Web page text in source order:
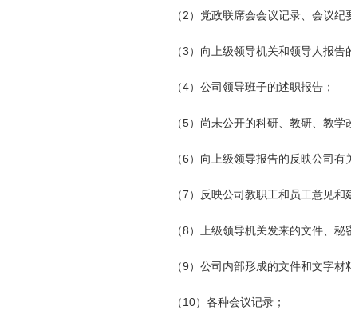
（2）党政联席会会议记录、会议
（3）向上级领导机关和领导人报
（4）公司领导班子的述职报告；
（5）尚未公开的科研、教研、教学
（6）向上级领导报告的反映公司有
（7）反映公司教职工和员工意见和
（8）上级领导机关发来的文件、
（9）公司内部形成的文件和文字材
（10）各种会议记录；